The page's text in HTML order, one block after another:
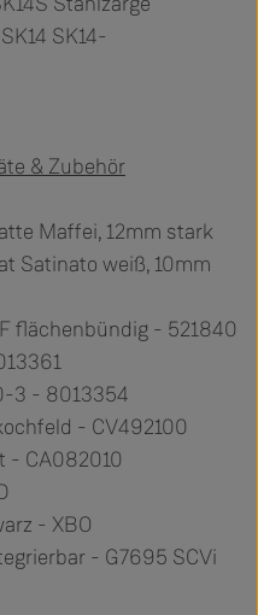
SK14-
& Zubehör
Maffei, 12mm stark
Satinato weiß, 10mm
flächenbündig - 521840
3 - 8013354
- CV492100
- CA082010
- XBO
- G7695 SCVi